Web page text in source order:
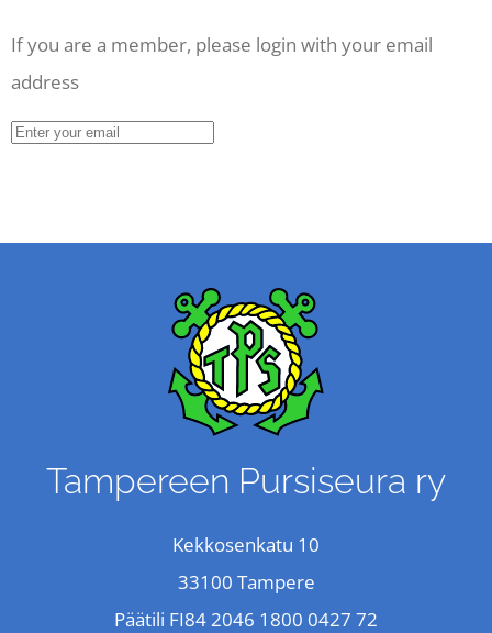
If you are a member, please login with your email
address
Tampereen Pursiseura ry
Kekkosenkatu 10
33100 Tampere
Päätili FI84 2046 1800 0427 72